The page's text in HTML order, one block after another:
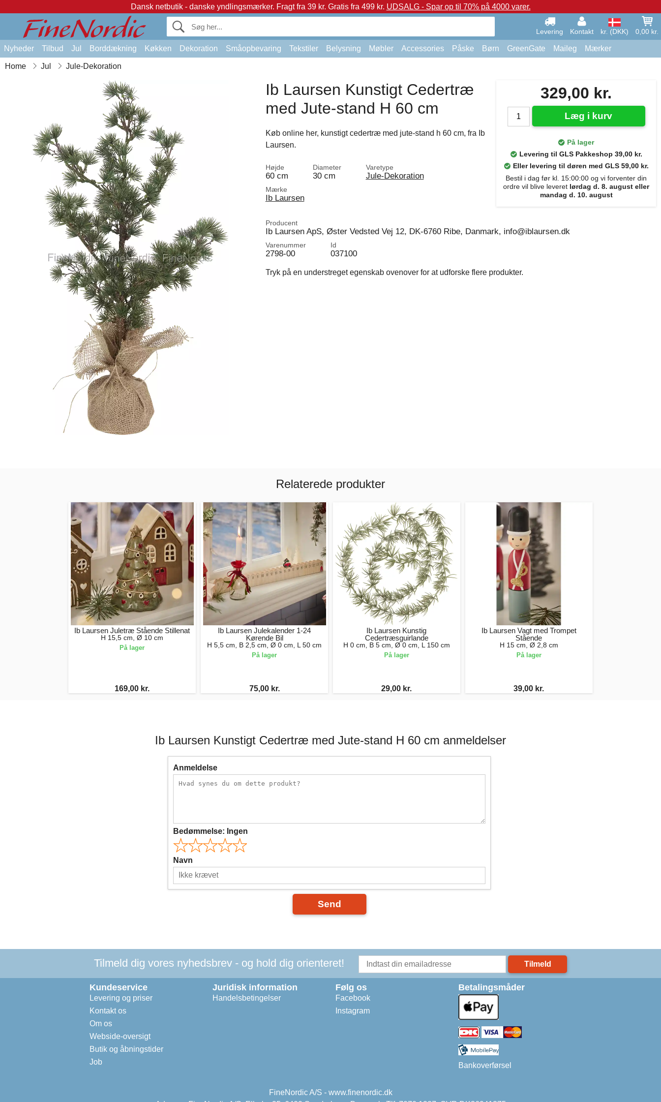
Dansk netbutik - danske yndlingsmærker. Fragt fra 39 kr. Gratis fra 499 kr. UDSALG - Spar op til 70% på 4000 varer.
Levering Kontakt kr. (DKK) 0,00 kr.
Nyheder Tilbud Jul Borddækning Køkken Dekoration Småopbevaring Tekstiler Belysning Møbler Accessories Påske Børn GreenGate Maileg Mærker
Home Jul Jule-Dekoration
329,00 kr.
Læg i kurv
På lager
Levering til GLS Pakkeshop 39,00 kr.
Eller levering til døren med GLS 59,00 kr.
Bestil i dag før kl. 15:00:00 og vi forventer din
ordre vil blive leveret lørdag d. 8. august eller
mandag d. 10. august
Ib Laursen Kunstigt Cedertræ
med Jute-stand H 60 cm
Køb online her, kunstigt cedertræ med jute-stand h 60 cm, fra Ib
Laursen.
Højde
60 cm
Diameter
30 cm
Varetype
Jule-Dekoration
Mærke
Ib Laursen
Producent
Ib Laursen ApS, Øster Vedsted Vej 12, DK-6760 Ribe, Danmark, info@iblaursen.dk
Varenummer
2798-00
Id
037100
Tryk på en understreget egenskab ovenover for at udforske flere produkter.
Relaterede produkter
Ib Laursen Juletræ Stående Stillenat
H 15,5 cm, Ø 10 cm
På lager
169,00 kr.
Ib Laursen Julekalender 1-24
Kørende Bil
H 5,5 cm, B 2,5 cm, Ø 0 cm, L 50 cm
På lager
75,00 kr.
Ib Laursen Kunstig
Cedertræsguirlande
H 0 cm, B 5 cm, Ø 0 cm, L 150 cm
På lager
29,00 kr.
Ib Laursen Vagt med Trompet
Stående
H 15 cm, Ø 2,8 cm
På lager
39,00 kr.
Ib Laursen Kunstigt Cedertræ med Jute-stand H 60 cm anmeldelser
Anmeldelse
Bedømmelse: Ingen
Navn
Send
Tilmeld dig vores nyhedsbrev - og hold dig orienteret! Tilmeld
Kundeservice
Levering og priser
Kontakt os
Om os
Webside-oversigt
Butik og åbningstider
Job
Juridisk information
Handelsbetingelser
Følg os
Facebook
Instagram
Betalingsmåder
Bankoverførsel
FineNordic A/S - www.finenordic.dk